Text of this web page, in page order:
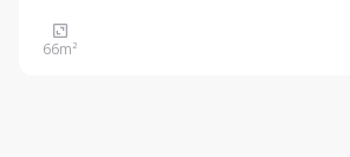
com extensa área de areia e águas
nadar e surfar. Este empreendimento de 6 andares
66m²